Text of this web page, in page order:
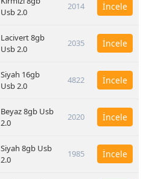
Usb 2.0
2014 İncele
Lacivert 8gb
Usb 2.0
2035 İncele
Siyah 16gb
Usb 2.0
4822 İncele
Beyaz 8gb Usb
2.0
2020 İncele
Siyah 8gb Usb
2.0
1985 İncele